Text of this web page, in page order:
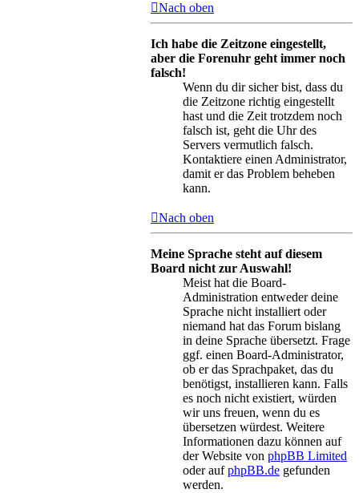
Nach oben
Ich habe die Zeitzone eingestellt,
aber die Forenuhr geht immer noch
falsch!
Wenn du dir sicher bist, dass du
die Zeitzone richtig eingestellt
hast und die Zeit trotzdem noch
falsch ist, geht die Uhr des
Servers vermutlich falsch.
Kontaktiere einen Administrator,
damit er das Problem beheben
kann.
Nach oben
Meine Sprache steht auf diesem
Board nicht zur Auswahl!
Meist hat die Board-
Administration entweder deine
Sprache nicht installiert oder
niemand hat das Forum bislang
in deine Sprache übersetzt. Frage
ggf. einen Board-Administrator,
ob er das Sprachpaket, das du
benötigst, installieren kann. Falls
es noch nicht existiert, würden
wir uns freuen, wenn du es
übersetzen würdest. Weitere
Informationen dazu können auf
der Website von phpBB Limited
oder aufphpBB.de gefunden
werden.